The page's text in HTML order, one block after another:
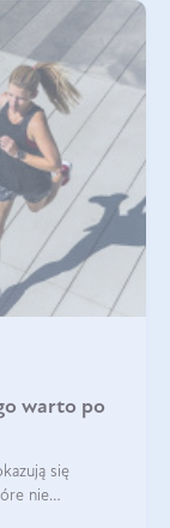
warto po
się
nie